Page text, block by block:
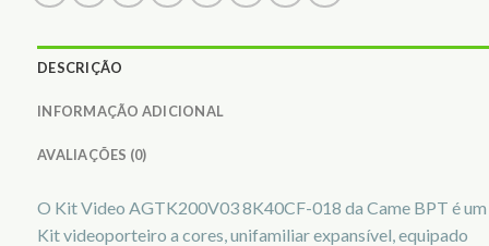
DESCRIÇÃO
INFORMAÇÃO ADICIONAL
AVALIAÇÕES (0)
O Kit Video AGTK200V03 8K40CF-018 da Came BPT é um
Kit videoporteiro a cores, unifamiliar expansível, equipado